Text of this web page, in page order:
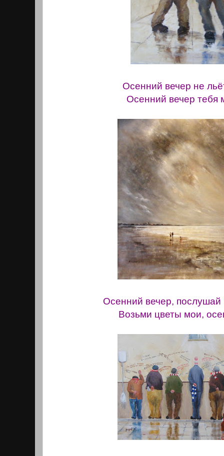
Осенний вечер не
Осенний вечер тебя
Осенний вечер,
Возьми цветы мои,